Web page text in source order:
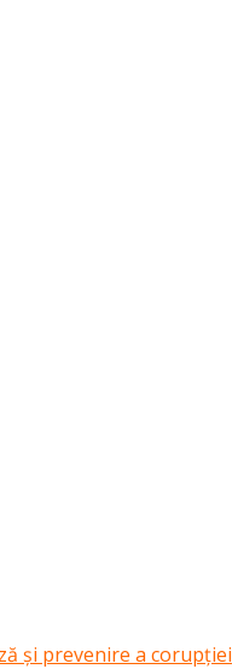
și prevenire a corupției